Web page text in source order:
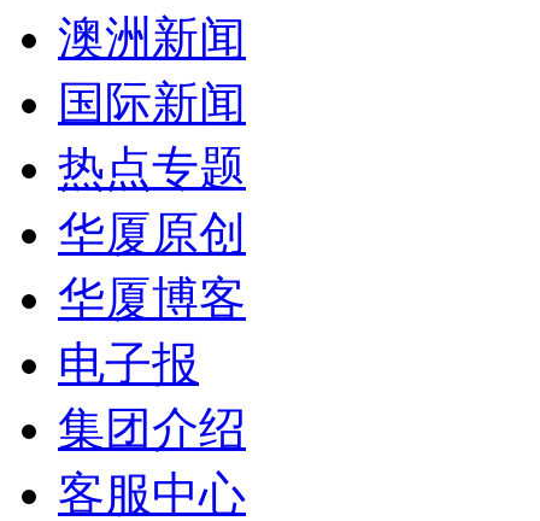
澳洲新闻
国际新闻
热点专题
华厦原创
华厦博客
电子报
集团介绍
客服中心